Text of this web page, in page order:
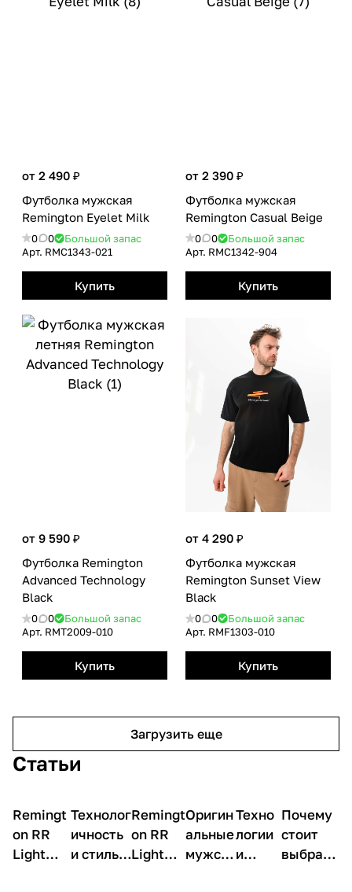
от 2 490 ₽
Футболка мужская
Remington Eyelet Milk
0 0
Большой запас
Арт. RMС1343-021
Купить
от 2 390 ₽
Футболка мужская
Remington Casual Вeige
0 0
Большой запас
Арт. RMС1342-904
Купить
от 9 590 ₽
Футболка Remington
Advanced Technology
Black
0 0
Большой запас
Арт. RMТ2009-010
Купить
от 4 290 ₽
Футболка мужская
Remington Sunset View
Black
0 0
Большой запас
Арт. RMF1303-010
Купить
Загрузить еще
Статьи
О
товарах
Remingt
on RR
Light
О
товарах
Технолог
ичность
и стиль в
О
товарах
Remingt
on RR
Light
О
товарах
Оригин
альные
мужск
О
товарах
Техно
логии
и
О
товарах
Почему
стоит
выбрать